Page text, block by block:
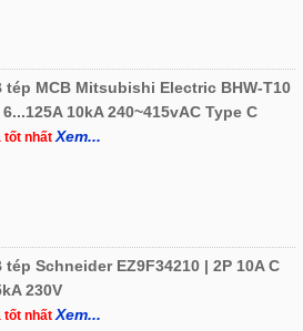
tép MCB Mitsubishi Electric BHW-T10
6...125A 10kA 240~415vAC Type C
tốt nhấtXem...
tép Schneider EZ9F34210 | 2P 10A C
230V
tốt nhấtXem...